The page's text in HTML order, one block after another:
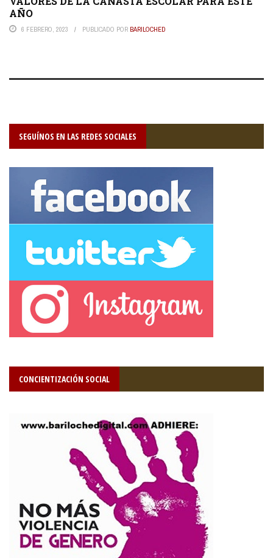
AÑO
6 FEBRERO, 2023 PUBLICADO POR BARILOCHED
SEGUÍNOS EN LAS REDES SOCIALES
CONCIENTIZACIÓN SOCIAL